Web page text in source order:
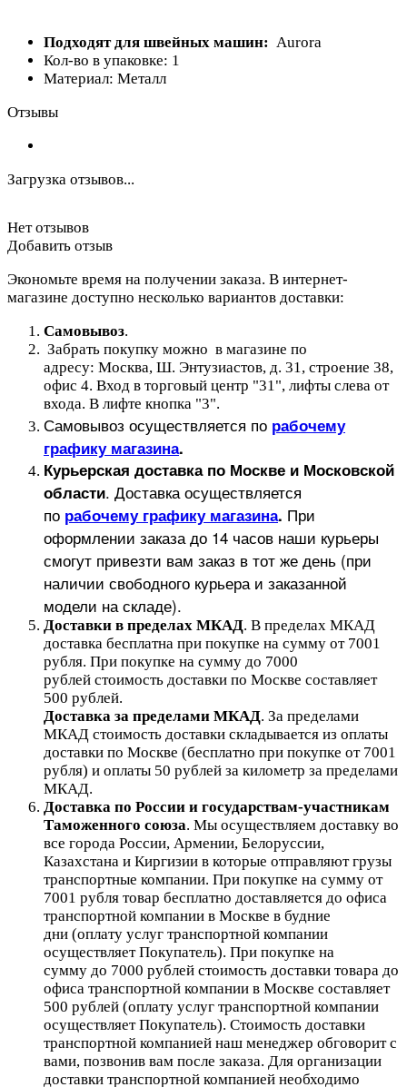
Подходят для швейных машин: Aurora
Кол-во в упаковке: 1
Материал: Металл
Отзывы
Загрузка отзывов...
Нет отзывов
Добавить отзыв
Экономьте время на получении заказа. В интернет-
магазине доступно несколько вариантов доставки:
Самовывоз.
Забрать покупку можно в магазине по
адресу: Москва, Ш. Энтузиастов, д. 31, строение 38,
офис 4. Вход в торговый центр "31", лифты слева от
входа. В лифте кнопка "3".
Самовывоз осуществляется по рабочему
графику магазина.
Курьерская доставка по Москве и Московской
области. Доставка осуществляется
по рабочему графику магазина. При
оформлении заказа до 14 часов наши курьеры
смогут привезти вам заказ в тот же день (при
наличии свободного курьера и заказанной
модели на складе).
Доставки в пределах МКАД. В пределах МКАД
доставка бесплатна при покупке на сумму от 7001
рубля. При покупке на сумму до 7000
рублей стоимость доставки по Москве составляет
500 рублей.
Доставка за пределами МКАД. За пределами
МКАД стоимость доставки складывается из оплаты
доставки по Москве (бесплатно при покупке от 7001
рубля) и оплаты 50 рублей за километр за пределами
МКАД.
Доставка по России и государствам-участникам
Таможенного союза. Мы осуществляем доставку во
все города России, Армении, Белоруссии,
Казахстана и Киргизии в которые отправляют грузы
транспортные компании. При покупке на сумму от
7001 рубля товар бесплатно доставляется до офиса
транспортной компании в Москве в будние
дни (оплату услуг транспортной компании
осуществляет Покупатель). При покупке на
сумму до 7000 рублей стоимость доставки товара до
офиса транспортной компании в Москве составляет
500 рублей (оплату услуг транспортной компании
осуществляет Покупатель). Стоимость доставки
транспортной компанией наш менеджер обговорит с
вами, позвонив вам после заказа. Для организации
доставки транспортной компанией необходимо